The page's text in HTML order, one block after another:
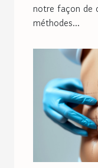
notre façon de
méthodes...